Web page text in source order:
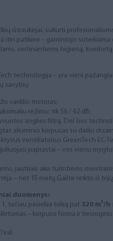
ištraukėjai, sukurti
itin patikimi – gamintojo suteikiama
vertinantiems higieną,
technologija – yra vieni
savybių:
variklio motoras;
režimu: tik 56 / 62 dB;
anglies filtrą. Dėl šios
aliuminio korpusas su dailiu
ventiliatorius GreenTech EC-
paprastai – vos vienu
jautriais akis turintiems
– net 15 metų.Galite rinktis iš
duomenys:
1, tačiau pasiekia tokią pat 320 m³/
– korpuso forma ir
val.